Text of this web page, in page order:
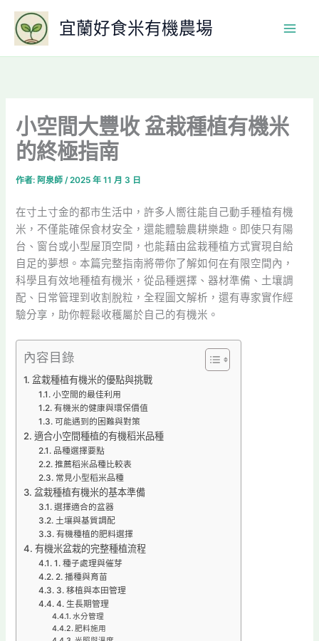
要
宜蘭好食米有機農場
小空間大豐收 盆栽種植有機米
的終極指南
作者: 阿泉師/2025 年 11 月 3 日
在寸土寸金的都市生活中，許多人嚮往能自己動手種植有機
米，不僅能確保食材安全，還能體驗農耕樂趣。即使只有陽
台、窗台或小型屋頂空間，也能藉由盆栽種植方式實現自給
自足的夢想。本篇完整指南將帶你了解如何在有限空間內，
科學且有效地種植有機米，從品種選擇、器材準備、土壤調
配、日常管理到收割脫粒，全程圖文解析，還有專家實作經
驗分享，助你輕鬆收穫屬於自己的有機米。
內容目錄
盆栽種植有機米的優點與挑戰
小空間的最佳利用
有機米的健康與環保價值
可能遇到的困難與對策
適合小空間種植的有機稻米品種
品種選擇要點
推薦稻米品種比較表
常見小型稻米品種
盆栽種植有機米的基本準備
選擇適合的盆器
土壤與基質調配
有機種植的肥料選擇
有機米盆栽的完整種植流程
1. 種子處理與催芽
2. 播種與育苗
3. 移植與本田管理
4. 生長期管理
水分管理
肥料施用